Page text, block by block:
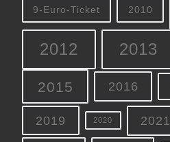
9-Euro-Ticket 2010
2012 2013
2015 2016
2019 2020 2021